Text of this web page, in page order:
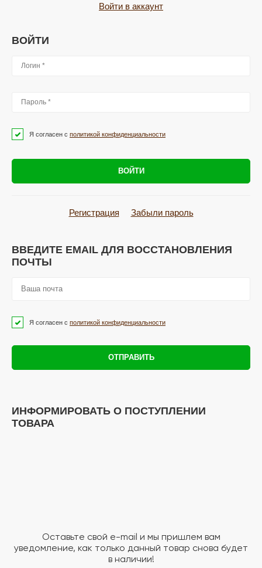
Войти в аккаунт
ВОЙТИ
Я согласен с политикой конфиденциальности
ВОЙТИ
Регистрация Забыли пароль
ВВЕДИТЕ EMAIL ДЛЯ ВОССТАНОВЛЕНИЯ
ПОЧТЫ
Я согласен с политикой конфиденциальности
ОТПРАВИТЬ
ИНФОРМИРОВАТЬ О ПОСТУПЛЕНИИ
ТОВАРА
Оставьте свой e-mail и мы пришлем вам
уведомление, как только данный товар снова будет
в наличии!